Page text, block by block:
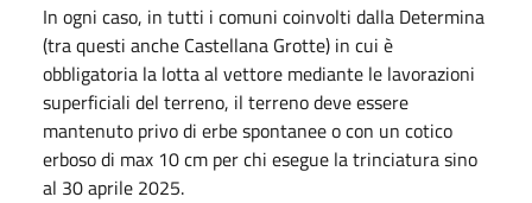
In ogni caso, in tutti i comuni coinvolti dalla Determina
(tra questi anche Castellana Grotte) in cui è
obbligatoria la lotta al vettore mediante le lavorazioni
superficiali del terreno, il terreno deve essere
mantenuto privo di erbe spontanee o con un cotico
erboso di max 10 cm per chi esegue la trinciatura sino
al 30 aprile 2025.